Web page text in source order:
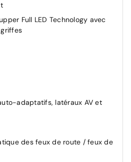
Full LED Technology avec
AR chauffante temporisée
adaptatifs, latéraux AV et
des feux de route / feux de